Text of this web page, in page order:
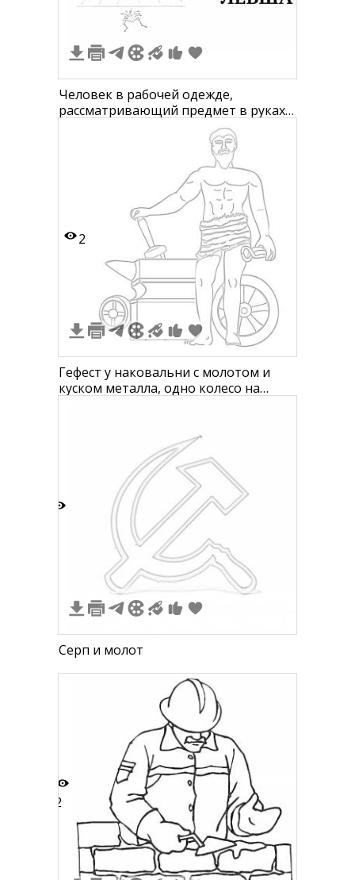
Человек в рабочей одежде,
рассматривающий предмет в руках,
рядом с ним рабочие инструменты и
микроскопическая подкова, подпись
"Н.С. Лесков ЛЕВША", вверху
ленточка с надписью
2
Гефест у наковальни с молотом и
куском металла, одно колесо на
Серп и молот
2